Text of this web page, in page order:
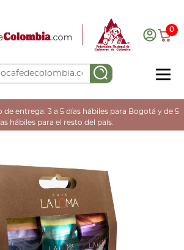
0
de entrega: 3 a 5 días hábiles para Bogotá y de 5
hábiles para el resto del país.